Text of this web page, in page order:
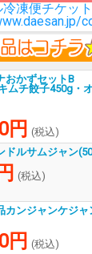
凍便チケッ
おかずセットB
ムチ餃子450g・
円 (税込)
ドルサムジャン
(税込)
カンジャンケジャ
円 (税込)